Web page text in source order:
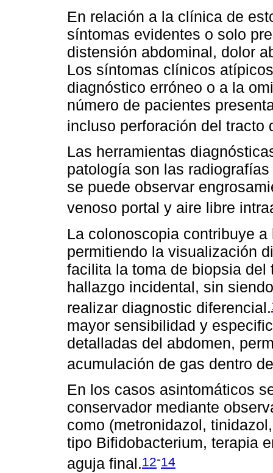
En relación a la clínica de
síntomas evidentes o solo
distensión abdominal, dolor
Los síntomas clínicos
diagnóstico erróneo o a la
número de pacientes
incluso perforación del tracto
Las herramientas
patología son las
se puede observar
venoso portal y aire libre
La colonoscopia contribuye
permitiendo la visualización
facilita la toma de biopsia
hallazgo incidental, sin
realizar diagnostic diferencial.
mayor sensibilidad y
detalladas del abdomen,
acumulación de gas dentro
En los casos asintomáticos
conservador mediante
como (metronidazol,
tipo Bifidobacterium, terapia
aguja final.12-14